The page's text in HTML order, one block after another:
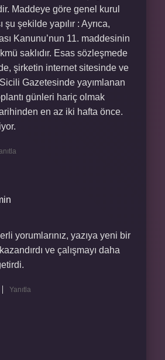
Maddeye göre genel kurul
şu şekilde yapılır : Ayrıca,
Kanunu’nun 11. maddesinin
saklıdır. Esas sözleşmede
şirketin internet sitesinde ve
Gazetesinde yayımlanan
günleri hariç olmak
en az iki hafta önce.
yorumlarınız, yazıya yeni bir
kazandırdı ve çalışmayı daha
Yanıtla